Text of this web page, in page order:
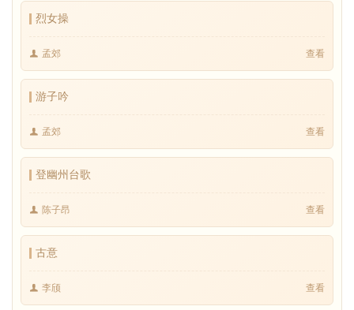
烈女操
孟郊 查看
游子吟
孟郊 查看
登幽州台歌
陈子昂 查看
古意
李颀 查看